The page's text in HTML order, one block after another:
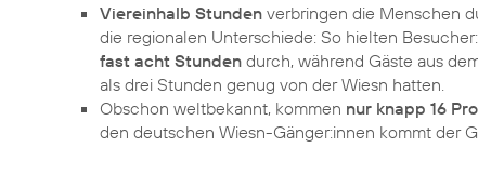
Viereinhalb Stunden verbringen die Menschen
die regionalen Unterschiede: So hielten
fast acht Stunden durch, während Gäste aus
als drei Stunden genug von der Wiesn hatten.
Obschon weltbekannt, kommen nur knapp 16